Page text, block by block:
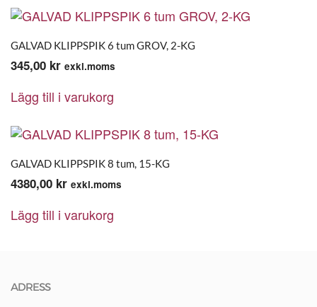
GALVAD KLIPPSPIK 6 tum GROV, 2-KG
345,00 kr exkl.moms
Lägg till i varukorg
GALVAD KLIPPSPIK 8 tum, 15-KG
4380,00 kr exkl.moms
Lägg till i varukorg
ADRESS